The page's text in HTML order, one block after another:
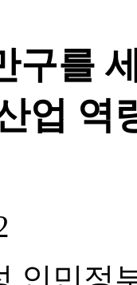
구를
업 역
인민정